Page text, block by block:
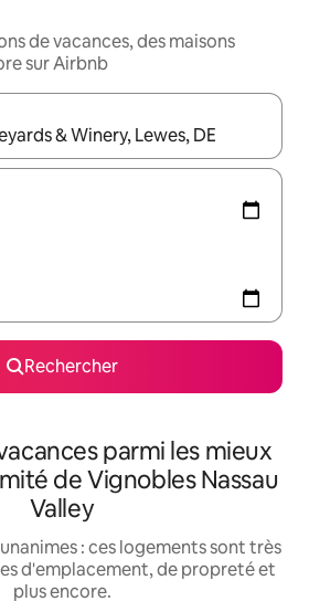
de vacances, des maisons
sur Airbnb
s'affichent, utilisez les flèches vers le
Rechercher
parmi les mieux
de Vignobles Nassau
Valley
: ces logements sont très
d'emplacement, de propreté et
plus encore.